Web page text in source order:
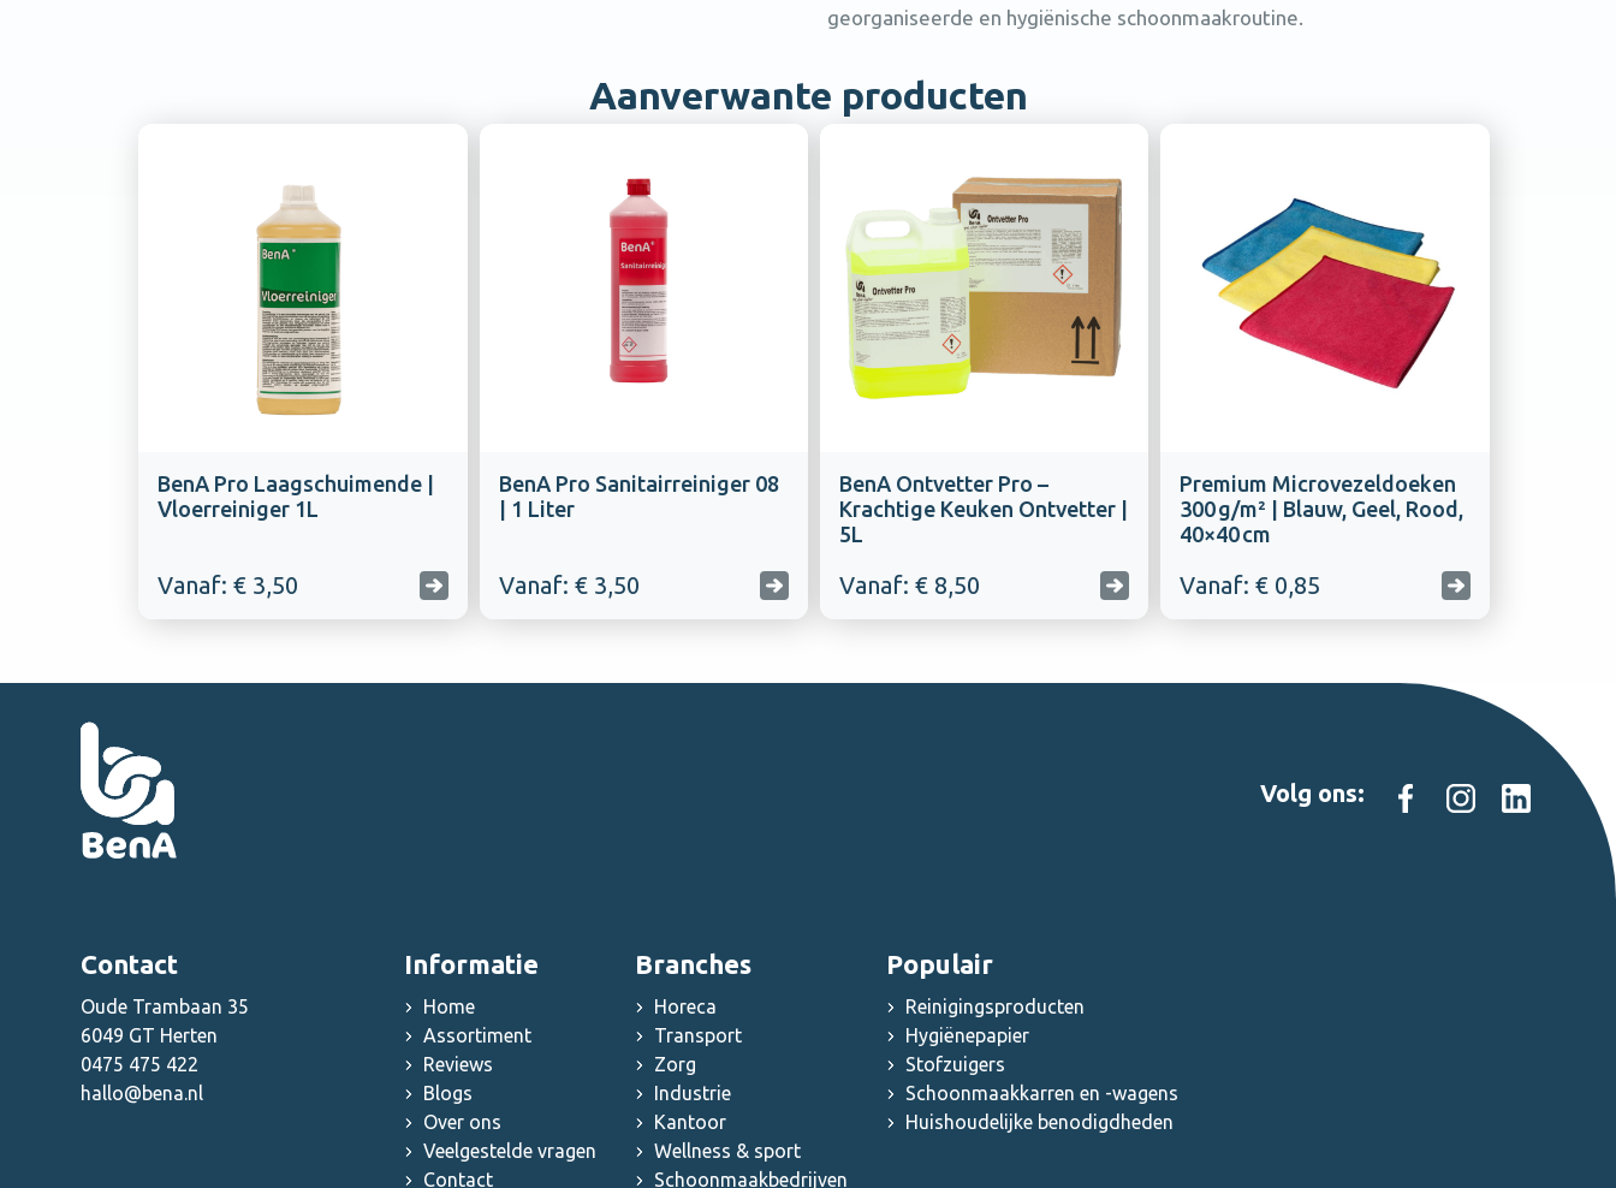
georganiseerde en hygiënische schoonmaakroutine.
Aanverwante producten
BenA Pro Laagschuimende |
Vloerreiniger 1L
Vanaf: € 3,50
BenA Pro Sanitairreiniger 08
| 1 Liter
Vanaf: € 3,50
BenA Ontvetter Pro –
Krachtige Keuken Ontvetter |
5L
Vanaf: € 8,50
Premium Microvezeldoeken
300 g/m² | Blauw, Geel, Rood,
40×40 cm
Vanaf: € 0,85
Volg ons:
Contact
Oude Trambaan 35
6049 GT Herten
0475 475 422
hallo@bena.nl
Informatie
Home
Assortiment
Reviews
Blogs
Over ons
Veelgestelde vragen
Contact
Branches
Horeca
Transport
Zorg
Industrie
Kantoor
Wellness & sport
Schoonmaakbedrijven
Populair
Reinigingsproducten
Hygiënepapier
Stofzuigers
Schoonmaakkarren en -wagens
Huishoudelijke benodigdheden